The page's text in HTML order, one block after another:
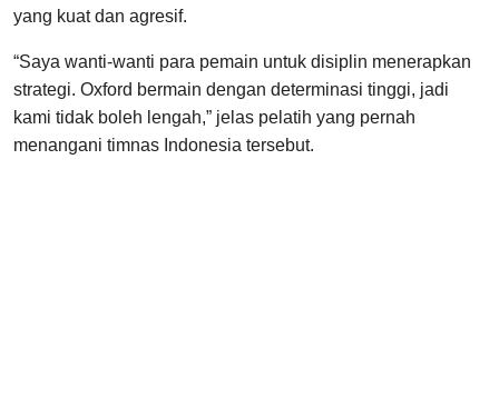
yang kuat dan agresif.
“Saya wanti-wanti para pemain untuk disiplin menerapkan
strategi. Oxford bermain dengan determinasi tinggi, jadi
kami tidak boleh lengah,” jelas pelatih yang pernah
menangani timnas Indonesia tersebut.